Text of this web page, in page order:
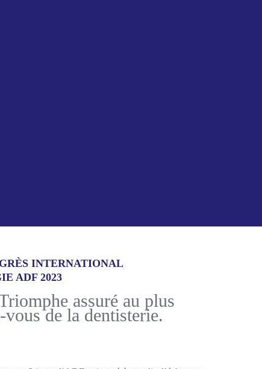
INTERNATIONAL
ADF 2023
assuré au plus
vous de la dentisterie.